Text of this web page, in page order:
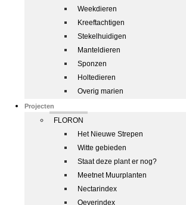
Weekdieren
Kreeftachtigen
Stekelhuidigen
Manteldieren
Sponzen
Holtedieren
Overig marien
Projecten
FLORON
Het Nieuwe Strepen
Witte gebieden
Staat deze plant er nog?
Meetnet Muurplanten
Nectarindex
Oeverindex